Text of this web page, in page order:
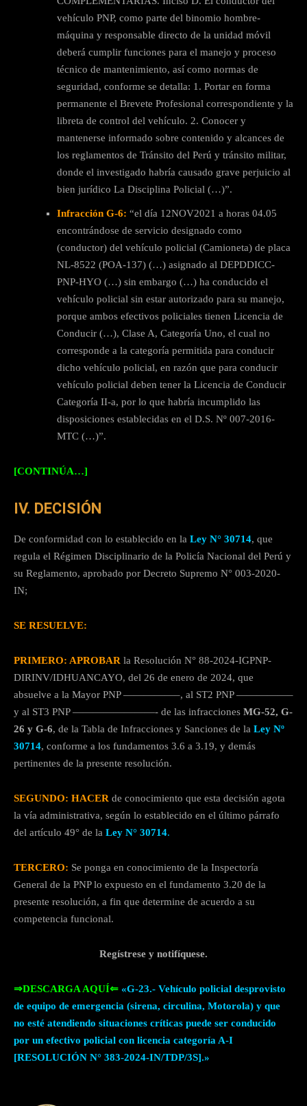
vehículo PNP, como parte del binomio hombre-
máquina y responsable directo de la unidad móvil
deberá cumplir funciones para el manejo y proceso
técnico de mantenimiento, así como normas de
seguridad, conforme se detalla: 1. Portar en forma
permanente el Brevete Profesional correspondiente y la
libreta de control del vehículo. 2. Conocer y
mantenerse informado sobre contenido y alcances de
los reglamentos de Tránsito del Perú y tránsito militar,
donde el investigado habría causado grave perjuicio al
bien jurídico La Disciplina Policial (…)”.
Infracción G-6: “el día 12NOV2021 a horas 04.05
encontrándose de servicio designado como
(conductor) del vehículo policial (Camioneta) de placa
NL-8522 (POA-137) (…) asignado al DEPDDICC-
PNP-HYO (…) sin embargo (…) ha conducido el
vehículo policial sin estar autorizado para su manejo,
porque ambos efectivos policiales tienen Licencia de
Conducir (…), Clase A, Categoría Uno, el cual no
corresponde a la categoría permitida para conducir
dicho vehículo policial, en razón que para conducir
vehículo policial deben tener la Licencia de Conducir
Categoría II-a, por lo que habría incumplido las
disposiciones establecidas en el D.S. Nº 007-2016-
MTC (…)”.
[CONTINÚA…]
IV. DECISIÓN
De conformidad con lo establecido en la Ley N° 30714, que
regula el Régimen Disciplinario de la Policía Nacional del Perú y
su Reglamento, aprobado por Decreto Supremo N° 003-2020-
IN;
SE RESUELVE:
PRIMERO: APROBAR la Resolución N° 88-2024-IGPNP-
DIRINV/IDHUANCAYO, del 26 de enero de 2024, que
absuelve a la Mayor PNP —————–, al ST2 PNP —————–
y al ST3 PNP ————————- de las infracciones MG-52, G-
26 y G-6, de la Tabla de Infracciones y Sanciones de la Ley Nº
30714, conforme a los fundamentos 3.6 a 3.19, y demás
pertinentes de la presente resolución.
SEGUNDO: HACER de conocimiento que esta decisión agota
la vía administrativa, según lo establecido en el último párrafo
del artículo 49° de la Ley N° 30714.
TERCERO: Se ponga en conocimiento de la Inspectoría
General de la PNP lo expuesto en el fundamento 3.20 de la
presente resolución, a fin que determine de acuerdo a su
competencia funcional.
Regístrese y notifíquese.
⇒DESCARGA AQUÍ⇐ «G-23.- Vehículo policial desprovisto
de equipo de emergencia (sirena, circulina, Motorola) y que
no esté atendiendo situaciones críticas puede ser conducido
por un efectivo policial con licencia categoría A-I
[RESOLUCIÓN N° 383-2024-IN/TDP/3S].»